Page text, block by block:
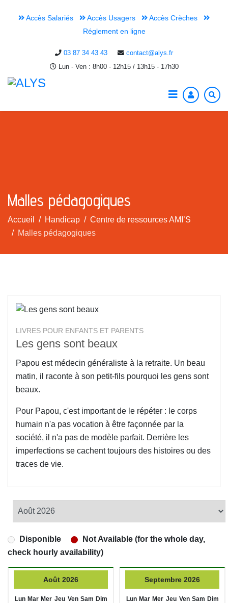
Accès Salariés Accès Usagers
Accès Crèches
Réglement en ligne
03 87 34 43 43
contact@alys.fr
Lun - Ven : 8h00 - 12h15 / 13h15 - 17h30
Malles pédagogiques
Accueil Handicap
Centre de ressources AMI’S
Malles pédagogiques
LIVRES POUR ENFANTS ET PARENTS
Les gens sont beaux
Papou est médecin généraliste à la retraite. Un beau
matin, il raconte à son petit-fils pourquoi les gens sont
beaux.
Pour Papou, c'est important de le répéter : le corps
humain n'a pas vocation à être façonnée par la
société, il n'a pas de modèle parfait. Derrière les
imperfections se cachent toujours des histoires ou des
traces de vie.
Disponible
Not Available (for the whole day,
check hourly availability)
Août 2026
Lun Mar Mer Jeu Ven Sam Dim
Septembre 2026
Lun Mar Mer Jeu Ven Sam Dim